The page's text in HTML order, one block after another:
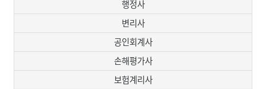
행정사
변리사
공인회계사
손해평가사
보험계리사